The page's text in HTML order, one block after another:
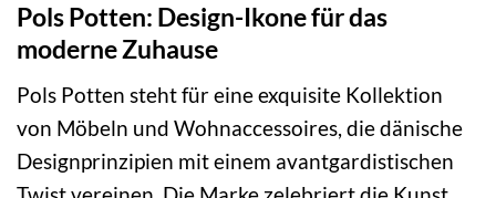
Pols Potten: Design-Ikone für das
moderne Zuhause
Pols Potten steht für eine exquisite Kollektion
von Möbeln und Wohnaccessoires, die dänische
Designprinzipien mit einem avantgardistischen